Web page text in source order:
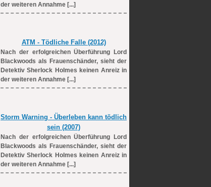
der weiteren Annahme [...]
ATM - Tödliche Falle (2012)
Nach der erfolgreichen Überführung Lord
Blackwoods als Frauenschänder, sieht der
Detektiv Sherlock Holmes keinen Anreiz in
der weiteren Annahme [...]
Storm Warning - Überleben kann tödlich
sein (2007)
Nach der erfolgreichen Überführung Lord
Blackwoods als Frauenschänder, sieht der
Detektiv Sherlock Holmes keinen Anreiz in
der weiteren Annahme [...]